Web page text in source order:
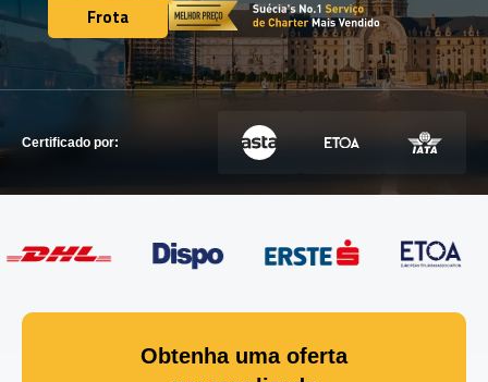
ENTRE EM CONTACTO
ENTRE EM CONTACTO
Frota
Frota
Certificado por:
Obtenha uma oferta